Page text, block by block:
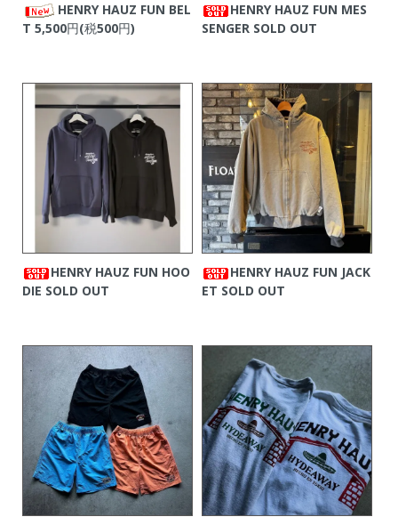
HENRY HAUZ FUN BEL
T 5,500円(税500円)
HENRY HAUZ FUN MES
SENGERSOLD OUT
HENRY HAUZ FUN HOO
DIE SOLD OUT
HENRY HAUZ FUN JACK
ET SOLD OUT